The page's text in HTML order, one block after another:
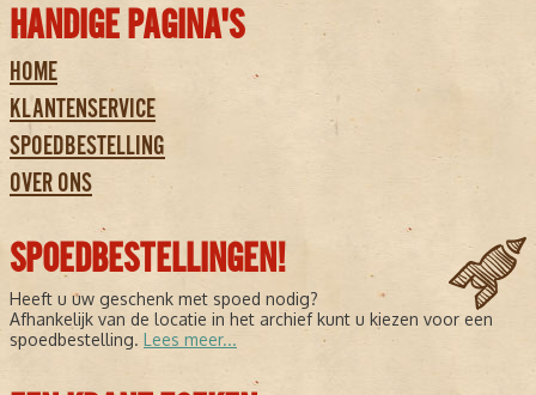
HANDIGE PAGINA'S
HOME
KLANTENSERVICE
SPOEDBESTELLING
OVER ONS
SPOEDBESTELLINGEN!
Heeft u uw geschenk met spoed nodig?
Afhankelijk van de locatie in het archief kunt u kiezen voor een
spoedbestelling. Lees meer...